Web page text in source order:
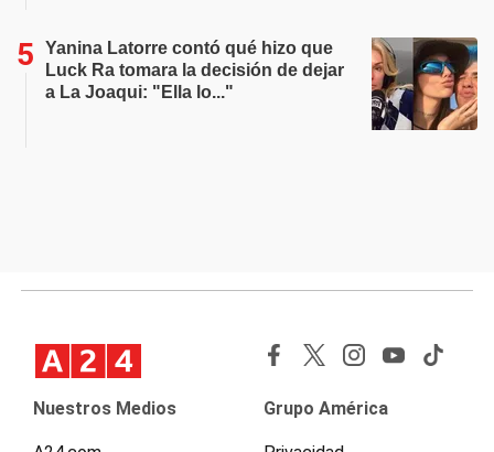
Yanina Latorre contó qué hizo que
Luck Ra tomara la decisión de dejar
a La Joaqui: "Ella lo..."
Nuestros Medios Grupo América